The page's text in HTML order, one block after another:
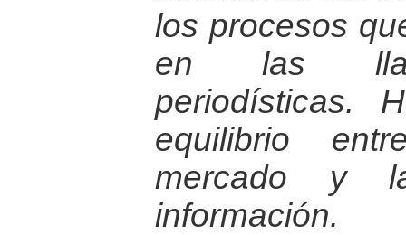
los procesos
en las
periodísticas.
equilibrio
mercado y
información.